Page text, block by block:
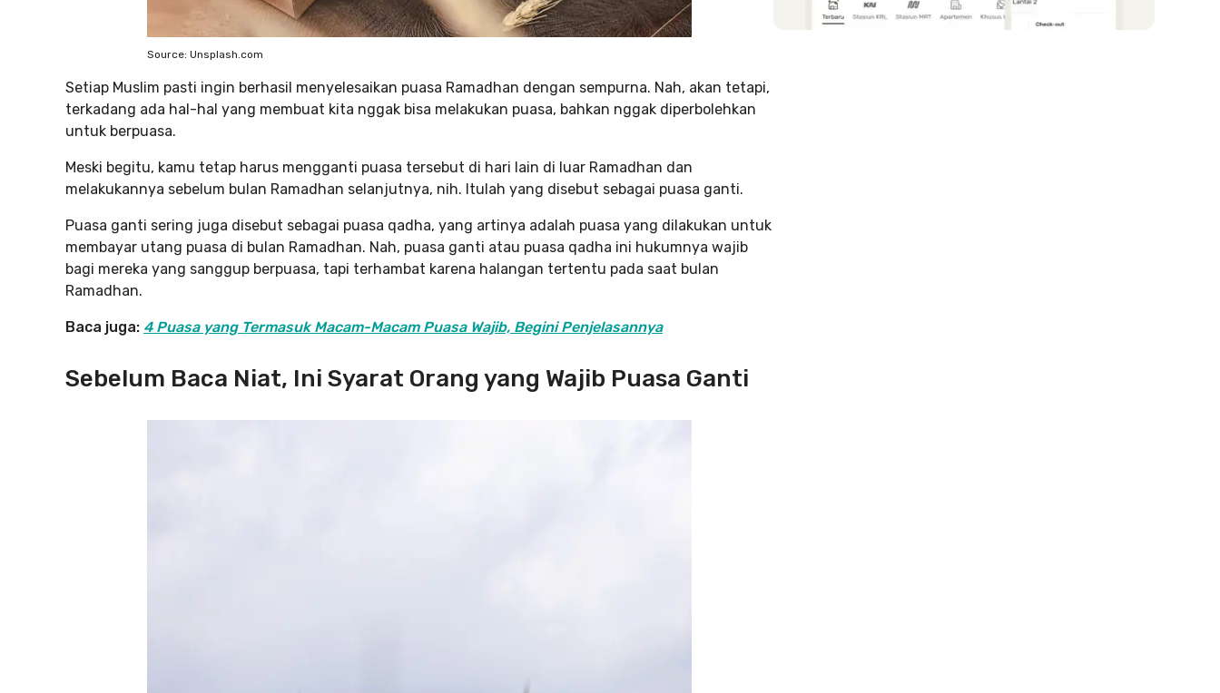
Source: Unsplash.com
Setiap Muslim pasti ingin berhasil menyelesaikan puasa Ramadhan dengan sempurna. Nah, akan tetapi,
terkadang ada hal-hal yang membuat kita nggak bisa melakukan puasa, bahkan nggak diperbolehkan
untuk berpuasa.
Meski begitu, kamu tetap harus mengganti puasa tersebut di hari lain di luar Ramadhan dan
melakukannya sebelum bulan Ramadhan selanjutnya, nih. Itulah yang disebut sebagai puasa ganti.
Puasa ganti sering juga disebut sebagai puasa qadha, yang artinya adalah puasa yang dilakukan untuk
membayar utang puasa di bulan Ramadhan. Nah, puasa ganti atau puasa qadha ini hukumnya wajib
bagi mereka yang sanggup berpuasa, tapi terhambat karena halangan tertentu pada saat bulan
Ramadhan.
Baca juga: 4 Puasa yang Termasuk Macam-Macam Puasa Wajib, Begini Penjelasannya
Sebelum Baca Niat, Ini Syarat Orang yang Wajib Puasa Ganti